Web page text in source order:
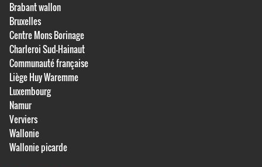
Brabant wallon
Bruxelles
Centre Mons Borinage
Charleroi Sud-Hainaut
Communauté française
Liège Huy Waremme
Luxembourg
Namur
Verviers
Wallonie
Wallonie picarde